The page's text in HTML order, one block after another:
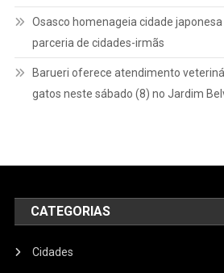
Osasco homenageia cidade
parceria de cidades-irmãs
Barueri oferece atendimento
gatos neste sábado (8) no Jardim
CATEGORIAS
Cidades